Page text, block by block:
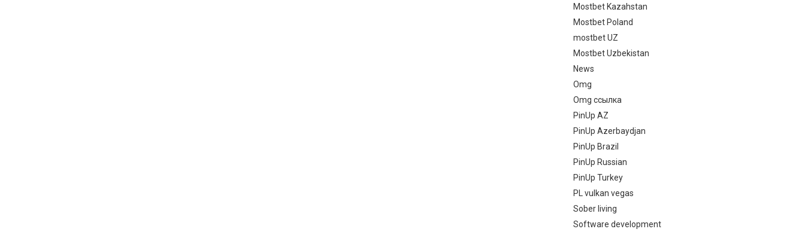
Mostbet Kazahstan
Mostbet Poland
mostbet UZ
Mostbet Uzbekistan
News
Omg
Omg ссылка
PinUp AZ
PinUp Azerbaydjan
PinUp Brazil
PinUp Russian
PinUp Turkey
PL vulkan vegas
Sober living
Software development